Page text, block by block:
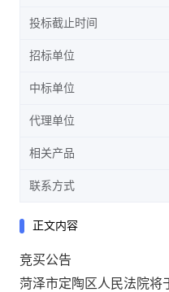
投标截止时间
招标单位
中标单位
代理单位
相关产品
联系方式
正文内容
竞买公告
菏泽市定陶区人民法院将